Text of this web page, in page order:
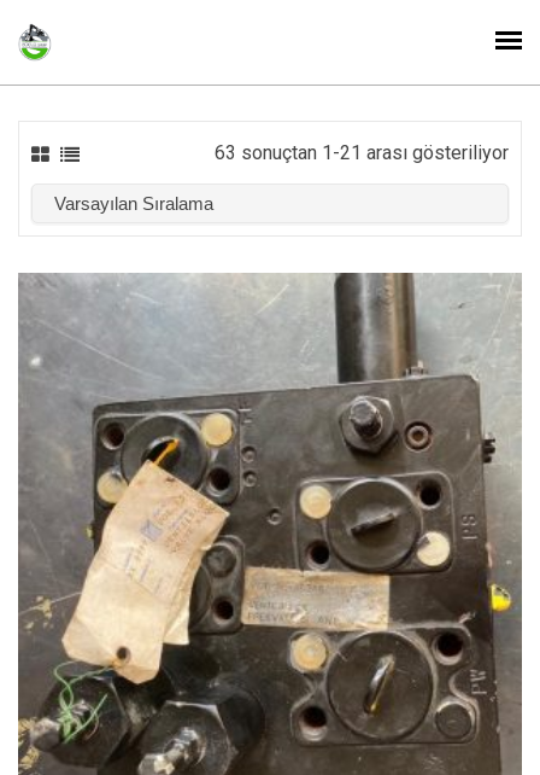
63 sonuçtan 1-21 arası gösteriliyor